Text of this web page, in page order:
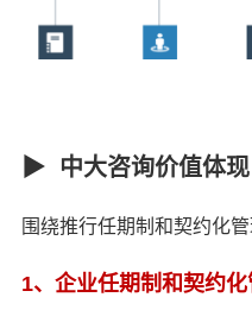
▶ 中大咨询价值体现
围绕推行任期制和契约化
1、企业任期制和契约